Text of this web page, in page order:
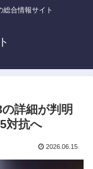
合情報サイト
詳細が判明
対抗へ
2026.06.15